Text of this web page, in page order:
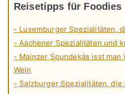
Reisetipps für Foodies
- Luxemburger Spezialitäten,
- Aachener Spezialitäten und
- Mainzer Spundekäs isst man
Wein
- Salzburger Spezialitäten,